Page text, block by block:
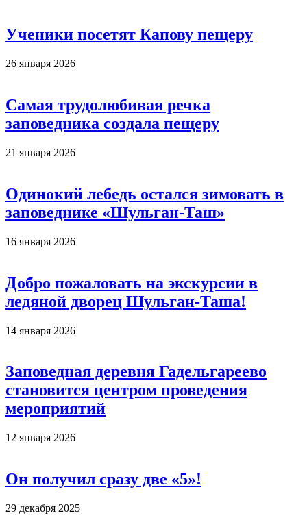
Ученики посетят Капову пещеру
26 января 2026
Самая трудолюбивая речка
заповедника создала пещеру
21 января 2026
Одинокий лебедь остался зимовать в
заповеднике «Шульган-Таш»
16 января 2026
Добро пожаловать на экскурсии в
ледяной дворец Шульган-Таша!
14 января 2026
Заповедная деревня Гадельгареево
становится центром проведения
мероприятий
12 января 2026
Он получил сразу две «5»!
29 декабря 2025